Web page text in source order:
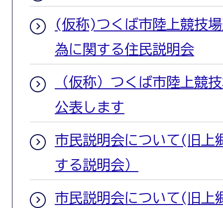
(仮称)つくば市陸上競技
為に関する住民説明会
（仮称）つくば市陸上競
公表します
市民説明会について(旧上
する説明会）
市民説明会について(旧上